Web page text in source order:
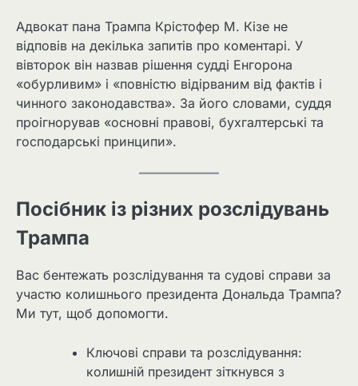
Адвокат пана Трампа Крістофер М. Кізе не
відповів на декілька запитів про коментарі. У
вівторок він назвав рішення судді Енгорона
«обурливим» і «повністю відірваним від фактів і
чинного законодавства». За його словами, суддя
проігнорував «основні правові, бухгалтерські та
господарські принципи».
Посібник із різних розслідувань
Трампа
Вас бентежать розслідування та судові справи за
участю колишнього президента Дональда Трампа?
Ми тут, щоб допомогти.
Ключові справи та розслідування:
колишній президент зіткнувся з